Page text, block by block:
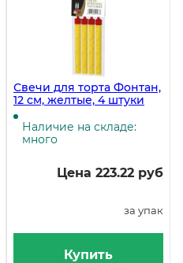
Свечи для торта Фонтан,
12 см, желтые, 4 штуки
Наличие на складе:
много
Цена 223.22 руб
за упак
Купить